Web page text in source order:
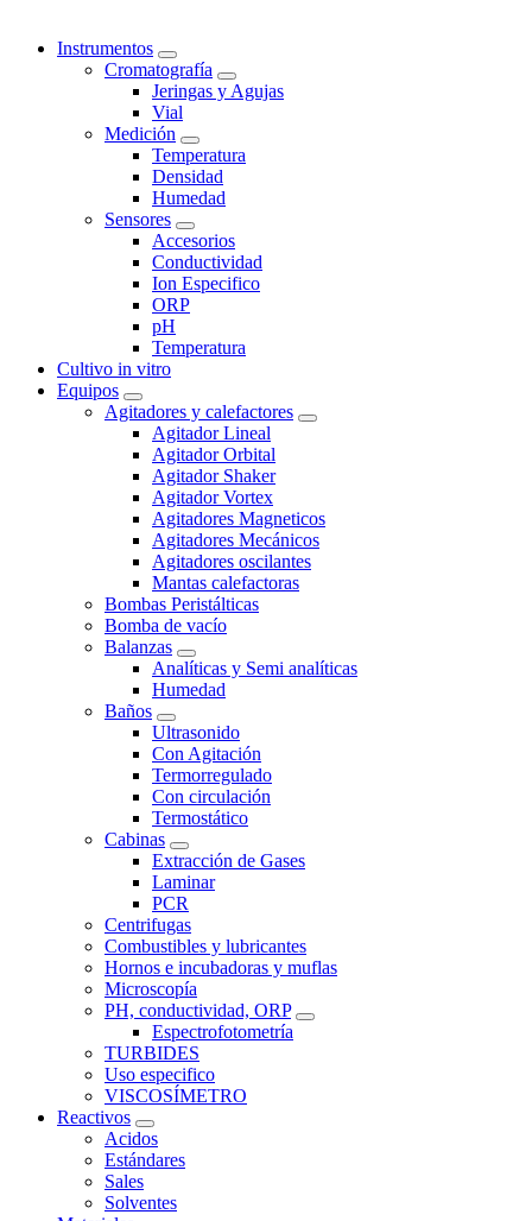
Instrumentos
Cromatografía
Jeringas y Agujas
Vial
Medición
Temperatura
Densidad
Humedad
Sensores
Accesorios
Conductividad
Ion Especifico
ORP
pH
Temperatura
Cultivo in vitro
Equipos
Agitadores y calefactores
Agitador Lineal
Agitador Orbital
Agitador Shaker
Agitador Vortex
Agitadores Magneticos
Agitadores Mecánicos
Agitadores oscilantes
Mantas calefactoras
Bombas Peristálticas
Bomba de vacío
Balanzas
Analíticas y Semi analíticas
Humedad
Baños
Ultrasonido
Con Agitación
Termorregulado
Con circulación
Termostático
Cabinas
Extracción de Gases
Laminar
PCR
Centrifugas
Combustibles y lubricantes
Hornos e incubadoras y muflas
Microscopía
PH, conductividad, ORP
Espectrofotometría
TURBIDES
Uso especifico
VISCOSÍMETRO
Reactivos
Acidos
Estándares
Sales
Solventes